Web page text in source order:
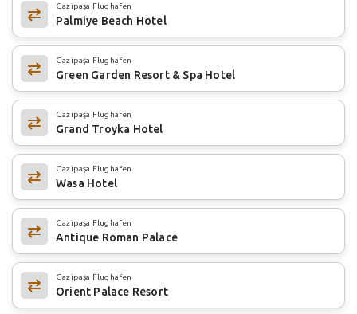
Gazipaşa Flughafen
Palmiye Beach Hotel
Gazipaşa Flughafen
Green Garden Resort & Spa Hotel
Gazipaşa Flughafen
Grand Troyka Hotel
Gazipaşa Flughafen
Wasa Hotel
Gazipaşa Flughafen
Antique Roman Palace
Gazipaşa Flughafen
Orient Palace Resort